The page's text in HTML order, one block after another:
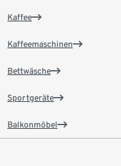
Kaffee
Kaffeemaschinen
Bettwäsche
Sportgeräte
Balkonmöbel